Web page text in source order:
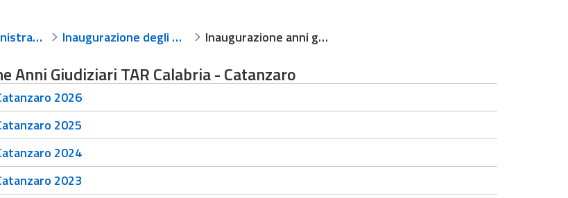
Giustizia Amministrativa Inaugurazione degli anni giudiziari Inaugurazione anni giudiziari TAR Calabria - Catanzaro
Anni Giudiziari TAR Calabria - Catanzaro
2026
2025
2024
2023